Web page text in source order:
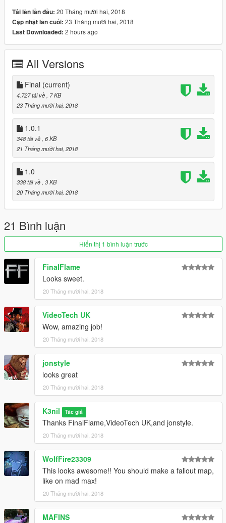
Tải lên lần đầu: 20 Tháng mười hai, 2018
Cập nhật lần cuối: 23 Tháng mười hai, 2018
Last Downloaded: 2 hours ago
All Versions
Final (current)
4.727 tải về, 7 KB
23 Tháng mười hai, 2018
1.0.1
348 tải về, 6 KB
21 Tháng mười hai, 2018
1.0
338 tải về, 3 KB
20 Tháng mười hai, 2018
21 Bình luận
Hiển thị 1 bình luận trước
FinalFlame
Looks sweet.
20 Tháng mười hai, 2018
VideoTech UK
Wow, amazing job!
20 Tháng mười hai, 2018
jonstyle
looks great
20 Tháng mười hai, 2018
K3nil Tác giả
Thanks FinalFlame,VideoTech UK,and jonstyle.
20 Tháng mười hai, 2018
WolfFire23309
This looks awesome!! You should make a fallout map,
like on mad max!
20 Tháng mười hai, 2018
MAFINS